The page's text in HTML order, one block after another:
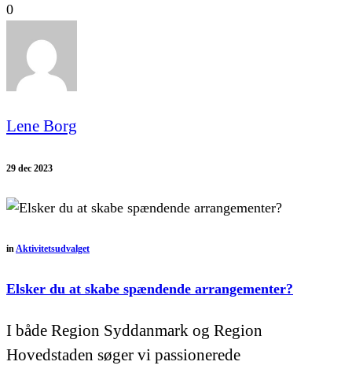
0
Lene Borg
29 dec 2023
inAktivitetsudvalget
Elsker du at skabe spændende arrangementer?
I både Region Syddanmark og Region
Hovedstaden søger vi passionerede